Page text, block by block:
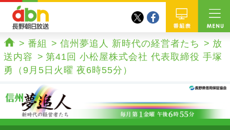
番組
twitterfacebook
ホーム
番組 信州夢追人 新時代の経営者たち
放
送内容
第41回 小松屋株式会社 代表取締役 手塚
勇（9月5日火曜 夜6時55分）